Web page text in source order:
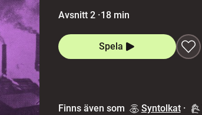
Avsnitt 2 ·18 min
Spela
Finns även som Syntolkat ·